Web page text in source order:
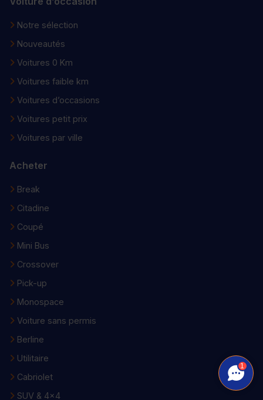
Notre sélection
Nouveautés
Voitures 0 Km
Voitures faible km
Voitures d’occasions
Voitures petit prix
Voitures par ville
Acheter
Break
Citadine
Coupé
Mini Bus
Crossover
Pick-up
Monospace
Voiture sans permis
Berline
Utilitaire
Cabriolet
SUV & 4x4
1